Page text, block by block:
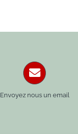
Envoyez nous un email